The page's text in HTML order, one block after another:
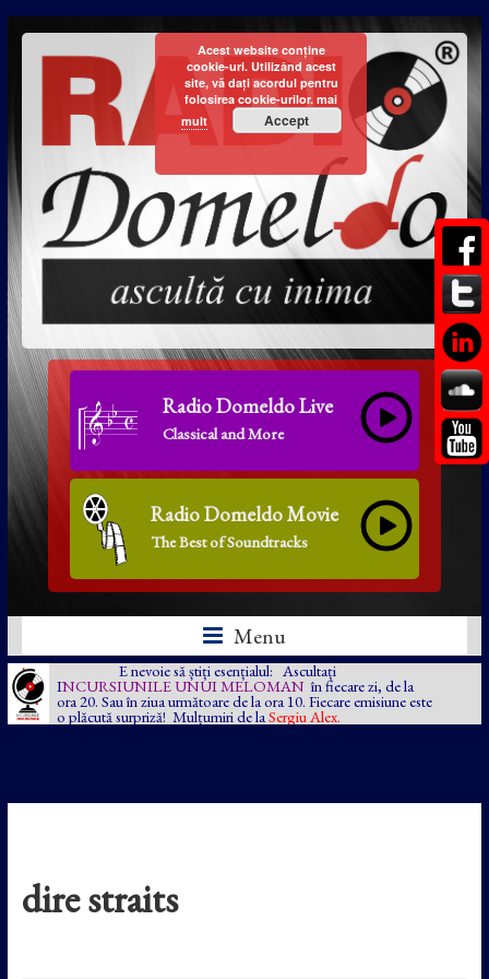
Radio Domeldo Live
Classical and More
Radio Domeldo Movie
The Best of Soundtracks
Menu
E nevoie să știți esențialul: Ascultați
INCURSIUNILE UNUI MELOMAN în fiecare zi, de la
ora 20. Sau în ziua următoare de la ora 10. Fiecare emisiune este
o plăcută surpriză! Mulțumiri de la Sergiu Alex.
dire straits
Acest website conține
cookie-uri. Utilizând acest
site, vă dați acordul pentru
folosirea cookie-urilor. mai
mult
Accept